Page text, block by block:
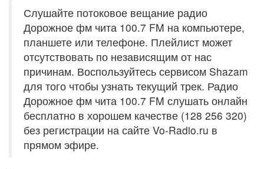
Слушайте потоковое вещание радио
Дорожное фм чита 100.7 FM на компьютере,
планшете или телефоне. Плейлист может
отсутствовать по независящим от нас
причинам. Воспользуйтесь сервисом Shazam
для того чтобы узнать текущий трек. Радио
Дорожное фм чита 100.7 FM слушать онлайн
бесплатно в хорошем качестве (128 256 320)
без регистрации на сайте Vo-Radio.ru в
прямом эфире.